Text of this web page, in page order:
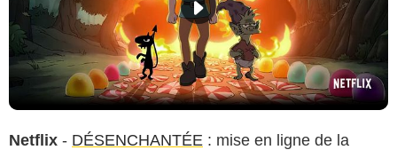
Netflix - DÉSENCHANTÉE : mise en ligne de la